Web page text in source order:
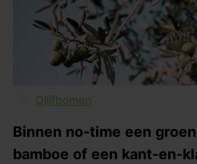
Olijfbomen
Binnen no-time een
bamboe of een kant-en-